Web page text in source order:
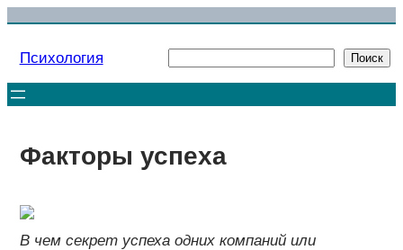
Перейти
Психология Поиск
Факторы успеха
В чем секрет успеха одних компаний или